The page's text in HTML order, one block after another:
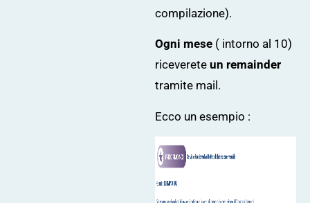
compilazione).
Ogni mese ( intorno al 10)
riceverete un remainder
tramite mail.
Ecco un esempio :